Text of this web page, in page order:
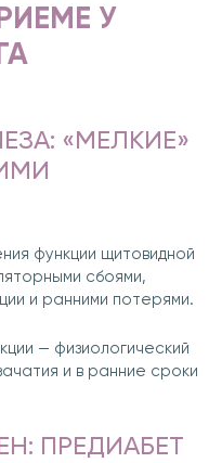
У
«МЕЛКИЕ»
функции щитовидной
сбоями,
и ранними потерями.
— физиологический
и в ранние сроки
ПРЕДИАБЕТ